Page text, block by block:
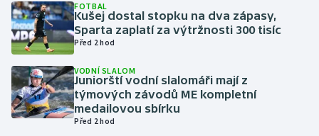
Jezdectví
Judo
Krasobruslení
FOTBAL
Kušej dostal stopku na dva zápasy,
Sparta zaplatí za výtržnosti 300 tisíc
Před 2 hod
VODNÍ SLALOM
Juniorští vodní slalomáři mají z
týmových závodů ME kompletní
medailovou sbírku
Před 2 hod